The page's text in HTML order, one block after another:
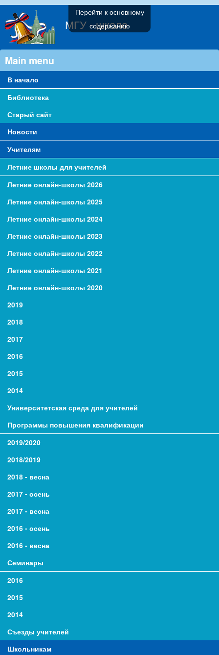
Перейти к основному
содержанию
МГУ - школе
Main menu
В начало
Библиотека
Старый сайт
Новости
Учителям
Летние школы для учителей
Летние онлайн-школы 2026
Летние онлайн-школы 2025
Летние онлайн-школы 2024
Летние онлайн-школы 2023
Летние онлайн-школы 2022
Летние онлайн-школы 2021
Летние онлайн-школы 2020
2019
2018
2017
2016
2015
2014
Университетская среда для учителей
Программы повышения квалификации
2019/2020
2018/2019
2018 - весна
2017 - осень
2017 - весна
2016 - осень
2016 - весна
Семинары
2016
2015
2014
Съезды учителей
Школьникам